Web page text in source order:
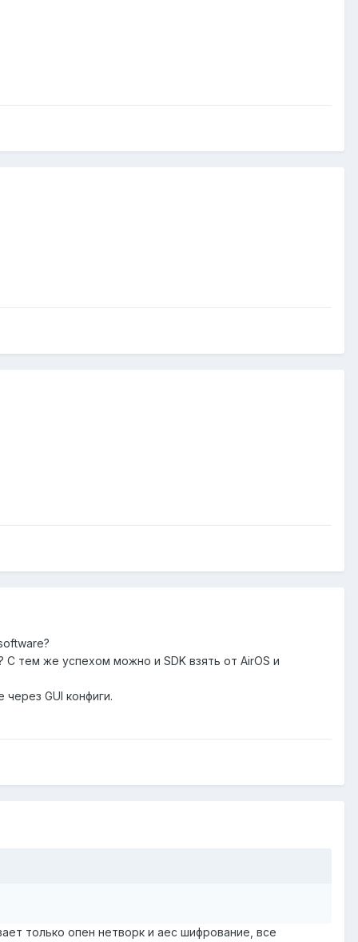
тем же успехом можно и SDK взять от AirOS и
GUI конфиги.
только опен нетворк и аес шифрование, все